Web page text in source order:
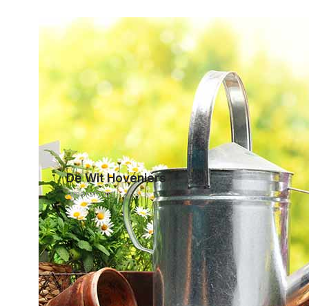
De Wit Hoveniers
Amersfoort